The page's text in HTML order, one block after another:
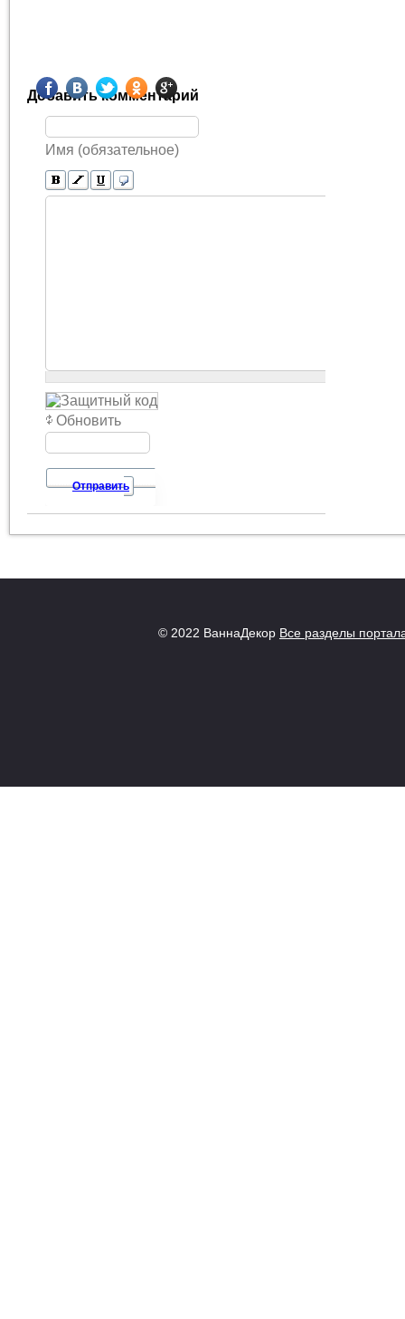
Добавить комментарий
Имя (обязательное)
Обновить
Отправить
© 2022 ВаннаДекор Все разделы